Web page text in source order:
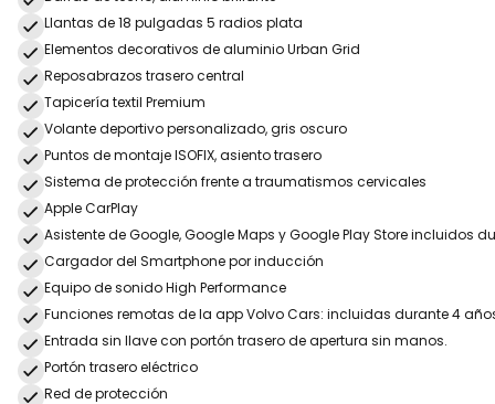
Llantas de 18 pulgadas 5 radios plata
Elementos decorativos de aluminio Urban Grid
Reposabrazos trasero central
Tapicería textil Premium
Volante deportivo personalizado, gris oscuro
Puntos de montaje ISOFIX, asiento trasero
Sistema de protección frente a traumatismos cervicales
Apple CarPlay
Asistente de Google, Google Maps y Google Play Store incluidos
Cargador del Smartphone por inducción
Equipo de sonido High Performance
Funciones remotas de la app Volvo Cars: incluidas durante 4
Entrada sin llave con portón trasero de apertura sin manos.
Portón trasero eléctrico
Red de protección